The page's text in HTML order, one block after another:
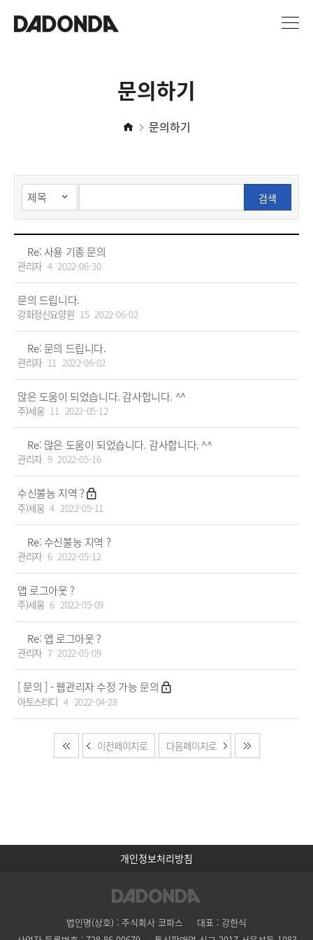
문의하기
문의하기
검색
Re: 사용 기종 문의
관리자 4 2022-06-30
문의 드립니다.
강화정신요양원 15 2022-06-02
Re: 문의 드립니다.
관리자 11 2022-06-02
많은 도움이 되었습니다. 감사합니다. ^^
주)세웅 11 2022-05-12
Re: 많은 도움이 되었습니다. 감사합니다. ^^
관리자 9 2022-05-16
수신불능 지역 ?
주)세웅 4 2022-05-11
Re: 수신불능 지역 ?
관리자 6 2022-05-12
앱 로그아웃 ?
주)세웅 6 2022-05-09
Re: 앱 로그아웃 ?
관리자 7 2022-05-09
[ 문의 ] - 웹관리자 수정 가능 문의
아토스터디 4 2022-04-28
이전페이지로 다음페이지로
개인정보처리방침
법인명(상호) : 주식회사 코파스
대표 : 강한식